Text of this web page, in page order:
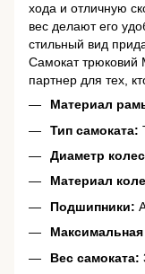
хода и отличную
вес делают его
стильный вид
Самокат трюковий
партнер для тех,
Материал
Тип самоката:
Диаметр
Материал
Подшипники:
Максимальная
Вес самоката: